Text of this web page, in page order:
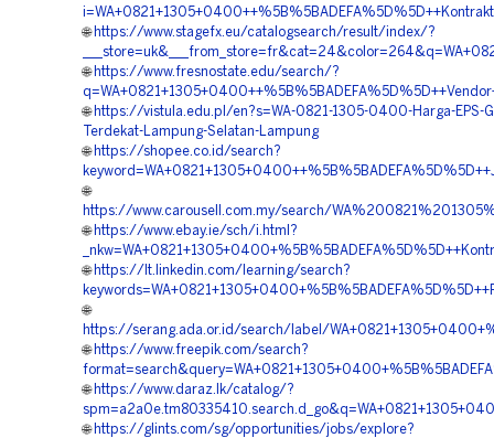
🌐 https://www.stagefx.eu/catalogsearch/result/index/?
🌐 https://www.fresnostate.edu/search/?
🌐 https://vistula.edu.pl/en?s=WA-0821-1305-0400-Harga-EPS-
Terdekat-Lampung-Selatan-Lampung
🌐 https://shopee.co.id/search?
🌐
https://www.carousell.com.my/search/
🌐 https://www.ebay.ie/sch/i.html?
🌐 https://lt.linkedin.com/learning/search?
🌐
https://serang.ada.or.id/search/label/
🌐 https://www.freepik.com/search?
🌐 https://www.daraz.lk/catalog/?
🌐 https://glints.com/sg/opportunities/jobs/explore?